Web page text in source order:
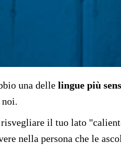
una delle lingue più
noi.
risvegliare il tuo lato
nella persona che le